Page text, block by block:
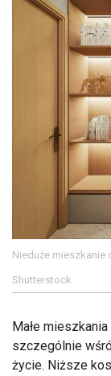
Nieduże mieszkanie
Shutterstock
Małe
szczególnie
życie. Niższe